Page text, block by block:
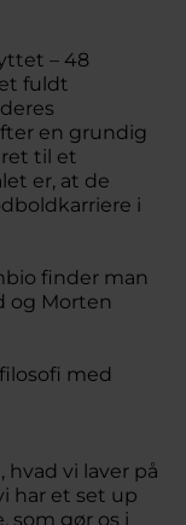
– 48
fuldt
en grundig
til et
er, at de
i
finder man
og Morten
med
vi laver på
har et set up
som gør os i